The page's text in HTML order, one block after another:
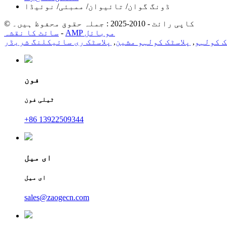
ڈونگ گوان/ تائیوان/ ممبئی/ نوئیڈا
© کاپی رائٹ - 2010-2025 : جملہ حقوق محفوظ ہیں۔
سائٹ کا نقشہ -
AMP موبائل
کولہو , پلاسٹک کولہو مشین, پلاسٹک ری سائیکلنگ شریڈر
فون
ٹیلی فون
+86 13922509344
ای میل
ای میل
sales@zaogecn.com